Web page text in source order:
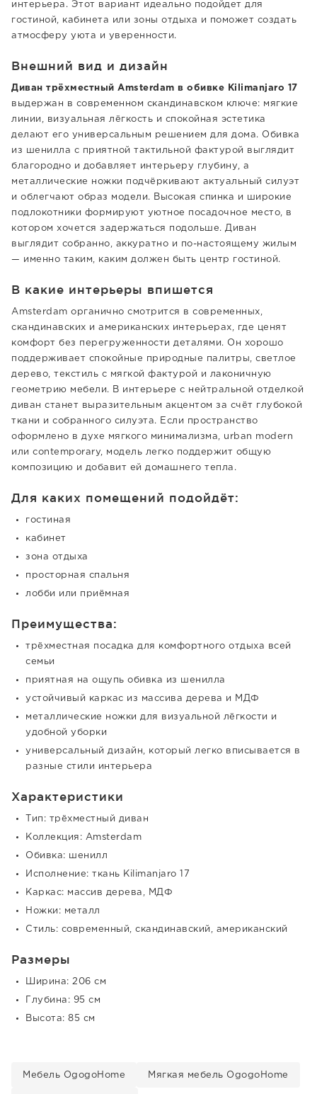
интерьера. Этот вариант идеально подойдет для
гостиной, кабинета или зоны отдыха и поможет создать
атмосферу уюта и уверенности.
Внешний вид и дизайн
Диван трёхместный Amsterdam в обивке Kilimanjaro 17
выдержан в современном скандинавском ключе: мягкие
линии, визуальная лёгкость и спокойная эстетика
делают его универсальным решением для дома. Обивка
из шенилла с приятной тактильной фактурой выглядит
благородно и добавляет интерьеру глубину, а
металлические ножки подчёркивают актуальный силуэт
и облегчают образ модели. Высокая спинка и широкие
подлокотники формируют уютное посадочное место, в
котором хочется задержаться подольше. Диван
выглядит собранно, аккуратно и по-настоящему жилым
— именно таким, каким должен быть центр гостиной.
В какие интерьеры впишется
Amsterdam органично смотрится в современных,
скандинавских и американских интерьерах, где ценят
комфорт без перегруженности деталями. Он хорошо
поддерживает спокойные природные палитры, светлое
дерево, текстиль с мягкой фактурой и лаконичную
геометрию мебели. В интерьере с нейтральной отделкой
диван станет выразительным акцентом за счёт глубокой
ткани и собранного силуэта. Если пространство
оформлено в духе мягкого минимализма, urban modern
или contemporary, модель легко поддержит общую
композицию и добавит ей домашнего тепла.
Для каких помещений подойдёт:
гостиная
кабинет
зона отдыха
просторная спальня
лобби или приёмная
Преимущества:
трёхместная посадка для комфортного отдыха всей
семьи
приятная на ощупь обивка из шенилла
устойчивый каркас из массива дерева и МДФ
металлические ножки для визуальной лёгкости и
удобной уборки
универсальный дизайн, который легко вписывается в
разные стили интерьера
Характеристики
Тип: трёхместный диван
Коллекция: Amsterdam
Обивка: шенилл
Исполнение: ткань Kilimanjaro 17
Каркас: массив дерева, МДФ
Ножки: металл
Стиль: современный, скандинавский, американский
Размеры
Ширина: 206 см
Глубина: 95 см
Высота: 85 см
Мебель OgogoHome Мягкая мебель OgogoHome